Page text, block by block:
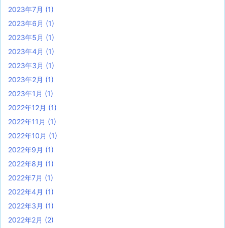
2023年7月 (1)
2023年6月 (1)
2023年5月 (1)
2023年4月 (1)
2023年3月 (1)
2023年2月 (1)
2023年1月 (1)
2022年12月 (1)
2022年11月 (1)
2022年10月 (1)
2022年9月 (1)
2022年8月 (1)
2022年7月 (1)
2022年4月 (1)
2022年3月 (1)
2022年2月 (2)